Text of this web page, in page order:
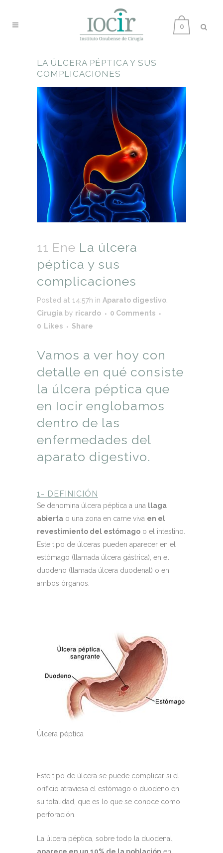
0
LA ÚLCERA PÉPTICA Y SUS
COMPLICACIONES
11 Ene La úlcera
péptica y sus
complicaciones
Posted at 14:57h in Aparato digestivo
Cirugía by ricardo
0 Comments
0 Likes Share
Vamos a ver hoy con
detalle en qué consiste
la úlcera péptica que
en Iocir englobamos
dentro de las
enfermedades del
aparato digestivo.
1- DEFINICIÓN
Se denomina úlcera péptica a una llaga
abierta o una zona en carne viva en el
revestimiento del estómago o el intestino.
Este tipo de úlceras pueden aparecer en el
estómago (llamada úlcera gástrica), en el
duodeno (llamada úlcera duodenal) o en
ambos órganos.
Úlcera péptica
Este tipo de úlcera se puede complicar si el
orificio atraviesa el estómago o duodeno en
su totalidad, que es lo que se conoce como
perforación.
La úlcera péptica, sobre todo la duodenal,